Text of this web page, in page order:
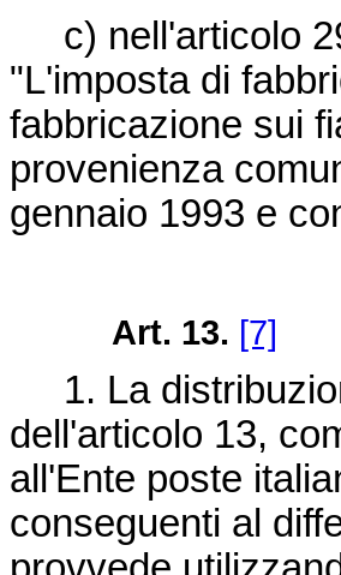
c) nell'articolo
"L'imposta di
fabbricazione sui
provenienza
gennaio 1993 e
Art. 13. [7]
1. La
dell'articolo 13,
all'Ente poste
conseguenti al